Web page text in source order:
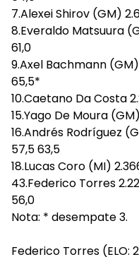
7.Alexei Shirov (GM)
8.Everaldo Matsuura
61,0
9.Axel Bachmann
65,5*
10.Caetano Da Costa
15.Yago De Moura
16.Andrés Rodríguez
57,5 63,5
18.Lucas Coro (MI)
43.Federico Torres
56,0
Nota: * desempate 3.
Federico Torres (ELO: